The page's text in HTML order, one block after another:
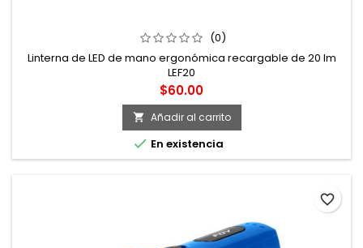
(0)
Linterna de LED de mano ergonómica recargable de 20 lm
LEF20
Precio
$60.00
 Añadir al carrito
 En existencia
favorite_border